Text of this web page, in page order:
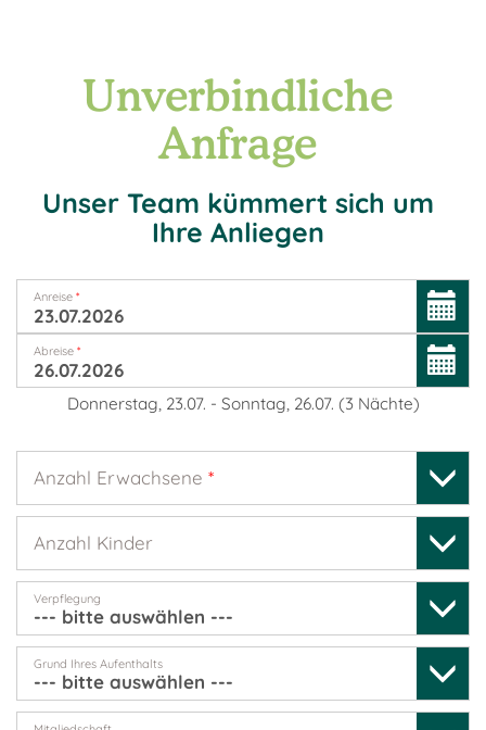
Unverbindliche
Anfrage
Unser Team kümmert sich um
Ihre Anliegen
Anreise *
Abreise *
Donnerstag, 23.07. - Sonntag, 26.07. (3 Nächte)
Anzahl Erwachsene *
Anzahl Kinder
Verpflegung
Grund Ihres Aufenthalts